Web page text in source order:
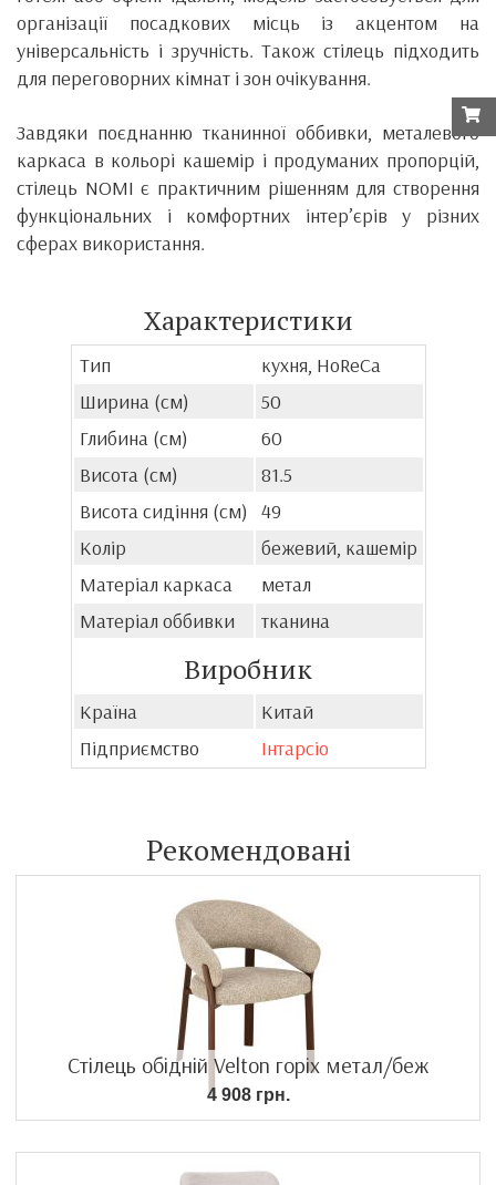
організації посадкових місць із акцентом на
універсальність і зручність. Також стілець підходить
для переговорних кімнат і зон очікування.
Завдяки поєднанню тканинної оббивки, металевого
каркаса в кольорі кашемір і продуманих пропорцій,
стілець NOMI є практичним рішенням для створення
функціональних і комфортних інтер’єрів у різних
сферах використання.
Характеристики
Тип
кухня, HoReCa
Ширина (см)
50
Глибина (см)
60
Висота (см)
81.5
Висота сидіння (см)
49
Колір
бежевий, кашемір
Матеріал каркаса
метал
Матеріал оббивки
тканина
Виробник
Країна
Китай
Підприємство
Інтарсіо
Рекомендовані
Стілець обідній Velton горіх метал/беж
4 908 грн.